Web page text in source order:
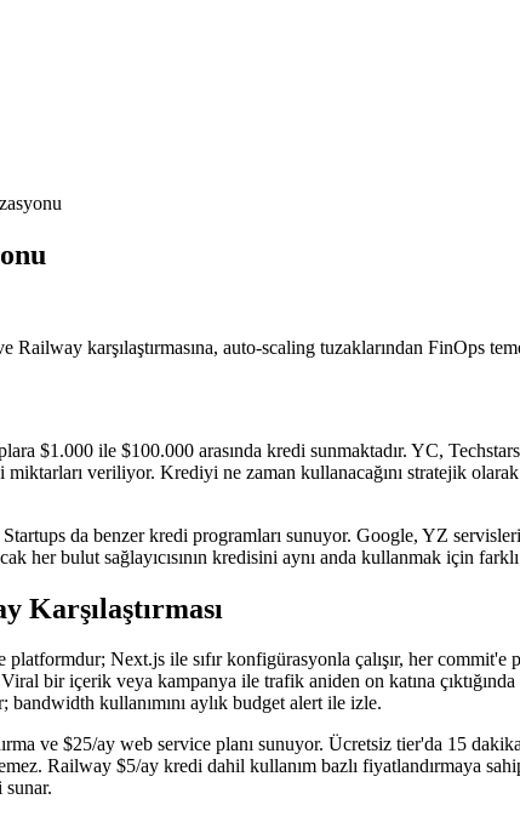
karşılaştırmasına, auto-scaling tuzaklarından FinOps
$1.000 ile $100.000 arasında kredi sunmaktadır. YC,
veriliyor. Krediyi ne zaman kullanacağını stratejik
da benzer kredi programları sunuyor. Google, YZ
her bulut sağlayıcısının kredisini aynı anda kullanmak için
Karşılaştırması
Next.js ile sıfır konfigürasyonla çalışır, her
bir içerik veya kampanya ile trafik aniden on katına
kullanımını aylık budget alert ile izle.
ve $25/ay web service planı sunuyor. Ücretsiz tier'da 15
Railway $5/ay kredi dahil kullanım bazlı fiyatlandırmaya